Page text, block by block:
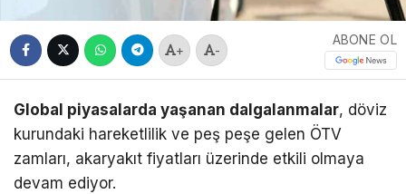
+ -
ABONE OL
Global piyasalarda yaşanan dalgalanmalar, döviz
kurundaki hareketlilik ve peş peşe gelen ÖTV
zamları, akaryakıt fiyatları üzerinde etkili olmaya
devam ediyor.